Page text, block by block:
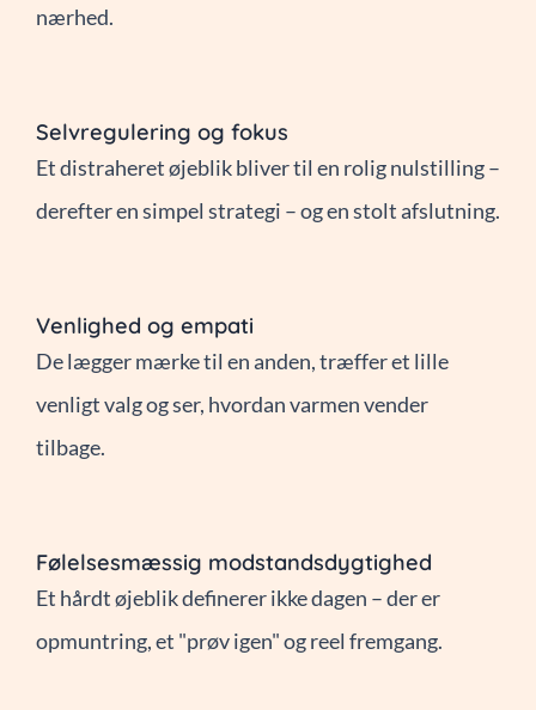
nærhed.
Selvregulering og fokus
Et distraheret øjeblik bliver til en rolig nulstilling –
derefter en simpel strategi – og en stolt afslutning.
Venlighed og empati
De lægger mærke til en anden, træffer et lille
venligt valg og ser, hvordan varmen vender
tilbage.
Følelsesmæssig modstandsdygtighed
Et hårdt øjeblik definerer ikke dagen – der er
opmuntring, et "prøv igen" og reel fremgang.